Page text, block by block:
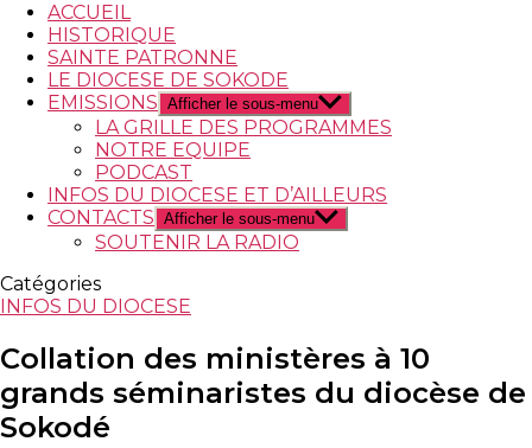
ACCUEIL
HISTORIQUE
SAINTE PATRONNE
LE DIOCESE DE SOKODE
EMISSIONS Afficher le sous-menu
LA GRILLE DES PROGRAMMES
NOTRE EQUIPE
PODCAST
INFOS DU DIOCESE ET D’AILLEURS
CONTACTS Afficher le sous-menu
SOUTENIR LA RADIO
Catégories
INFOS DU DIOCESE
Collation des ministères à 10
grands séminaristes du diocèse de
Sokodé